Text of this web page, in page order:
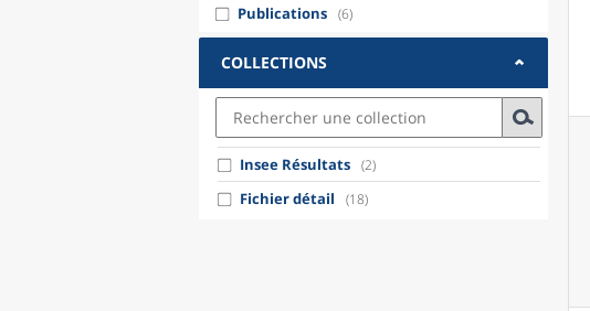
Publications (6)
COLLECTIONS
Insee Résultats (2)
Fichier détail (18)